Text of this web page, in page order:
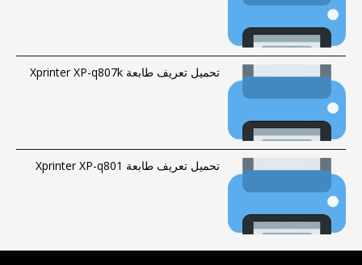
تحميل تعريف طابعة Xprinter XP-q807k
تحميل تعريف طابعة Xprinter XP-q801